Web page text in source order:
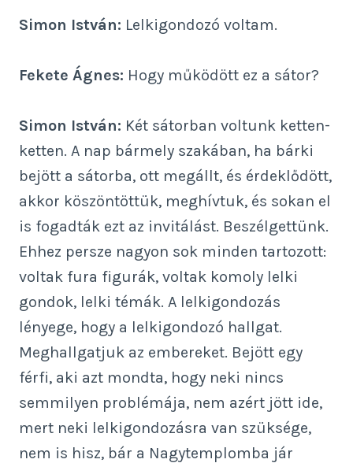
Simon István: Lelkigondozó voltam.
Fekete Ágnes: Hogy működött ez a sátor?
Simon István: Két sátorban voltunk ketten-
ketten. A nap bármely szakában, ha bárki
bejött a sátorba, ott megállt, és érdeklődött,
akkor köszöntöttük, meghívtuk, és sokan el
is fogadták ezt az invitálást. Beszélgettünk.
Ehhez persze nagyon sok minden tartozott:
voltak fura figurák, voltak komoly lelki
gondok, lelki témák. A lelkigondozás
lényege, hogy a lelkigondozó hallgat.
Meghallgatjuk az embereket. Bejött egy
férfi, aki azt mondta, hogy neki nincs
semmilyen problémája, nem azért jött ide,
mert neki lelkigondozásra van szüksége,
nem is hisz, bár a Nagytemplomba jár